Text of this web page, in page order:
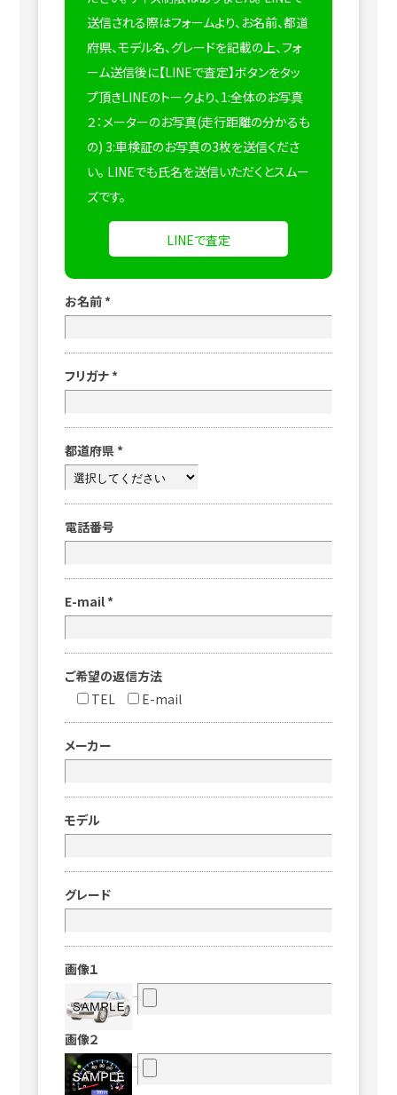
送信される際はフォームより、お名前、都道
府県、モデル名、グレードを記載の上、フォ
ーム送信後に【LINEで査定】ボタンをタッ
プ頂きLINEのトークより、1:全体のお写真
２：メーターのお写真(走行距離の分かるも
の) 3:車検証のお写真の3枚を送信くださ
い。 LINEでも氏名を送信いただくとスムー
ズです。
LINEで査定
お名前 *
フリガナ *
都道府県 *
電話番号
E-mail *
ご希望の返信方法
TEL
E-mail
メーカー
モデル
グレード
画像１
画像２